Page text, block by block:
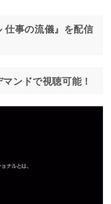
仕事の流儀』を配信
ンドで視聴可能！